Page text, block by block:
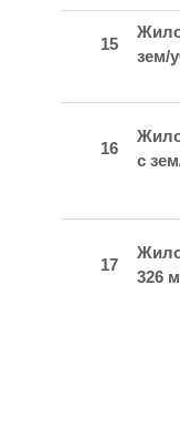
15
зем/
16
с
17
326 м